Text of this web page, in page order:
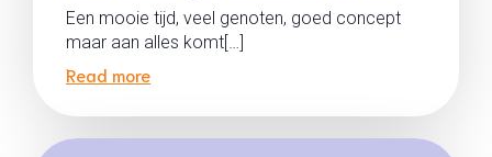
Een mooie tijd, veel genoten, goed concept
maar aan alles komt[…]
Read more